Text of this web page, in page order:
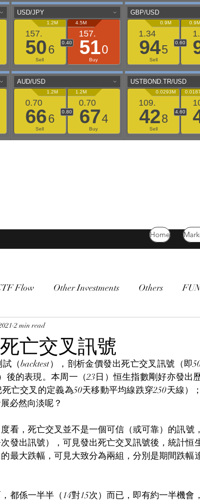
Home
Flow Other Investments Others
bitcoin
亡交叉訊號
2 min read
（backtest），剖析金價發出死亡交叉訊號（即
後的表現。本周一（23日）恒生指數剛好亦發出
亡交叉的定義為50天移動平均線跌穿250天線）
必然向淡呢？
看，死亡交叉並不是一個可信（或可靠）的訊號
發出訊號），可見發出死亡交叉訊號後，統計恒
最大跌幅，可見大致分為兩組，分別是期間跌幅
都係一半半（14對15次）而已，即有約一半機會